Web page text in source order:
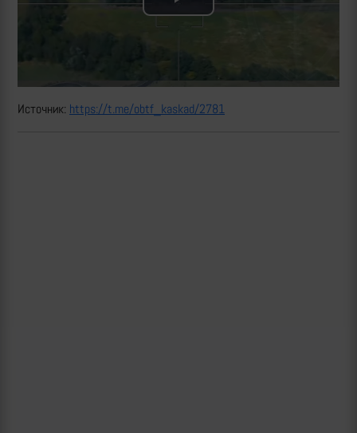
Play
Источник: https://t.me/obtf_kaskad/2781